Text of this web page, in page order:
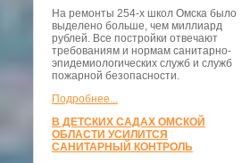
На ремонты 254-х школ Омска было
выделено больше, чем миллиард
рублей. Все постройки отвечают
требованиям и нормам санитарно-
эпидемиологических служб и служб
пожарной безопасности.
Подробнее...
В ДЕТСКИХ САДАХ ОМСКОЙ
ОБЛАСТИ УСИЛИТСЯ
САНИТАРНЫЙ КОНТРОЛЬ